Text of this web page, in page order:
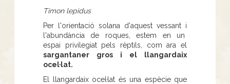
Timon lepidus
Per l'orientació solana d'aquest vessant i
l'abundància de roques, estem en un
espai privilegiat pels rèptils, com ara el
sargantaner gros i el llangardaix
ocel·lat.
El llangardaix ocel·lat és una espècie que